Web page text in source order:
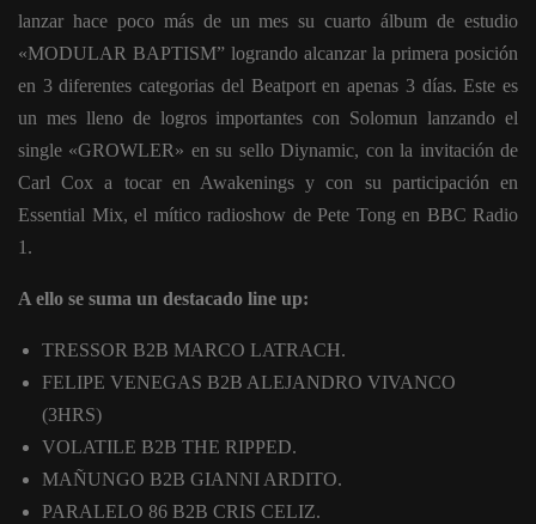
lanzar hace poco más de un mes su cuarto álbum de estudio
«MODULAR BAPTISM” logrando alcanzar la primera posición
en 3 diferentes categorias del Beatport en apenas 3 días. Este es
un mes lleno de logros importantes con Solomun lanzando el
single «GROWLER» en su sello Diynamic, con la invitación de
Carl Cox a tocar en Awakenings y con su participación en
Essential Mix, el mítico radioshow de Pete Tong en BBC Radio
1.
A ello se suma un destacado line up:
TRESSOR B2B MARCO LATRACH.
FELIPE VENEGAS B2B ALEJANDRO VIVANCO
(3HRS)
VOLATILE B2B THE RIPPED.
MAÑUNGO B2B GIANNI ARDITO.
PARALELO 86 B2B CRIS CELIZ.